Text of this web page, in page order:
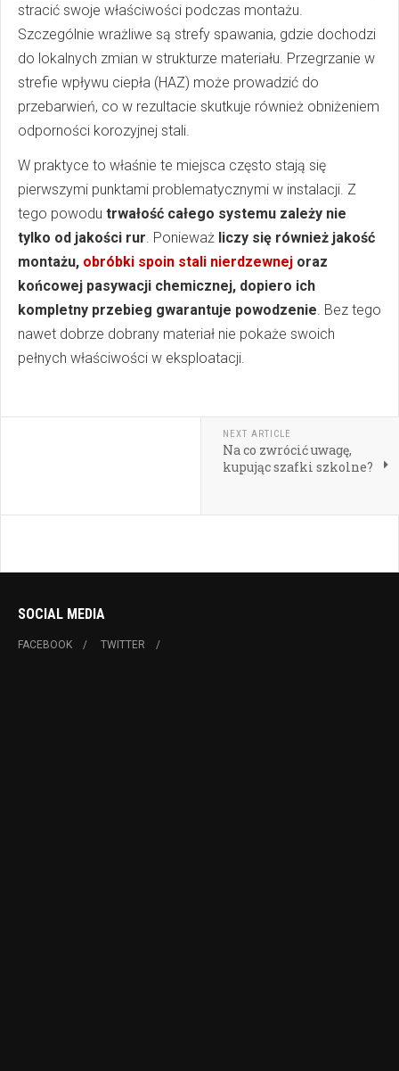
stracić swoje właściwości podczas montażu.
Szczególnie wrażliwe są strefy spawania, gdzie dochodzi
do lokalnych zmian w strukturze materiału. Przegrzanie w
strefie wpływu ciepła (HAZ) może prowadzić do
przebarwień, co w rezultacie skutkuje również obniżeniem
odporności korozyjnej stali.
W praktyce to właśnie te miejsca często stają się
pierwszymi punktami problematycznymi w instalacji. Z
tego powodu trwałość całego systemu zależy nie
tylko od jakości rur. Ponieważ liczy się również jakość
montażu, obróbki spoin stali nierdzewnej oraz
końcowej pasywacji chemicznej, dopiero ich
kompletny przebieg gwarantuje powodzenie. Bez tego
nawet dobrze dobrany materiał nie pokaże swoich
pełnych właściwości w eksploatacji.
NEXT ARTICLE
Na co zwrócić uwagę,
kupując szafki szkolne?
SOCIAL MEDIA
FACEBOOK TWITTER